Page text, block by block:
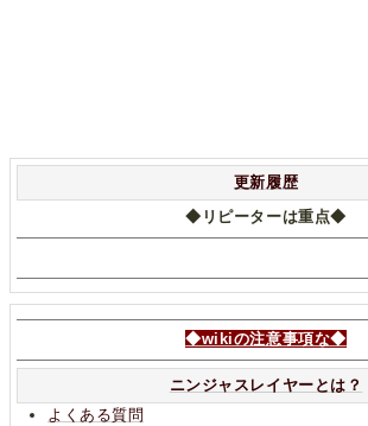
更新履歴
◆リピーターは重点◆
◆wikiの注意事項な◆
ニンジャスレイヤーとは？
よくある質問